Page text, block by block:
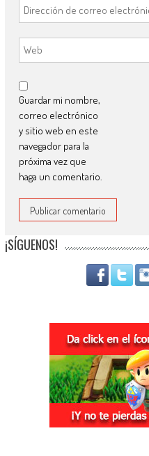
Guardar mi nombre,
correo electrónico
y sitio web en este
navegador para la
próxima vez que
haga un comentario.
¡SÍGUENOS!